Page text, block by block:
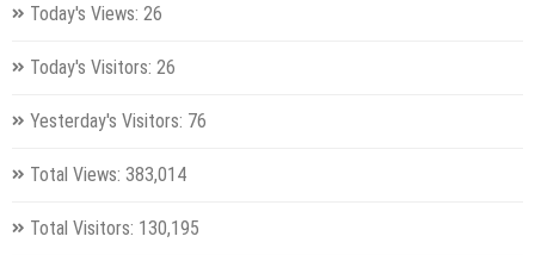
Today's Views: 26
Today's Visitors: 26
Yesterday's Visitors: 76
Total Views: 383,014
Total Visitors: 130,195